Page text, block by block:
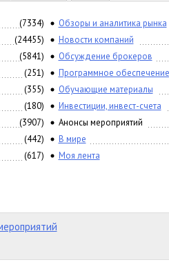
(7334) Обзоры и аналитика рынка
(24455) Новости компаний
(5841) Обсуждение брокеров
(251) Программное обеспечение
(355) Обучающие материалы
(180) Инвестиции, инвест-счета
(3907) Анонсы мероприятий
(442) В мире
(617) Моя лента